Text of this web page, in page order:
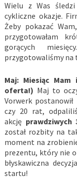
Wielu z Was
cykliczne okazje.
Żeby pokazać
przygotowałam
gorących
przygotowaliśmy na
Maj: Miesiąc
oferta!) Maj to
Vorwerk
czy 20 rat,
akcję
został rozbity na
moment na
prezentu, który nie
błyskawiczna
startu!